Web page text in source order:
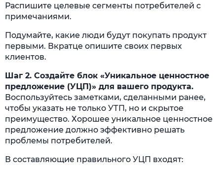
Распишите целевые сегменты потребителей с
примечаниями.
Подумайте, какие люди будут покупать продукт
первыми. Вкратце опишите своих первых
клиентов.
Шаг 2. Создайте блок «Уникальное ценностное
предложение (УЦП)» для вашего продукта.
Воспользуйтесь заметками, сделанными ранее,
чтобы указать не только УТП, но и скрытое
преимущество. Хорошее уникальное ценностное
предложение должно эффективно решать
проблемы потребителей.
В составляющие правильного УЦП входят: